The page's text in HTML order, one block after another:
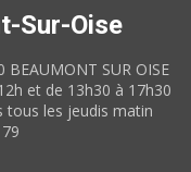
Sur-Oise
SUR OISE
et de 13h30 à 17h30
tous les jeudis matin